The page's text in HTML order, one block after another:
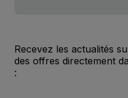
Recevez les actualités
des offres directement
: